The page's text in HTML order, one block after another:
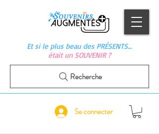
Et si le plus beau des PRÉSENTS…
était un SOUVENIR ?
Se connecter
Recherche